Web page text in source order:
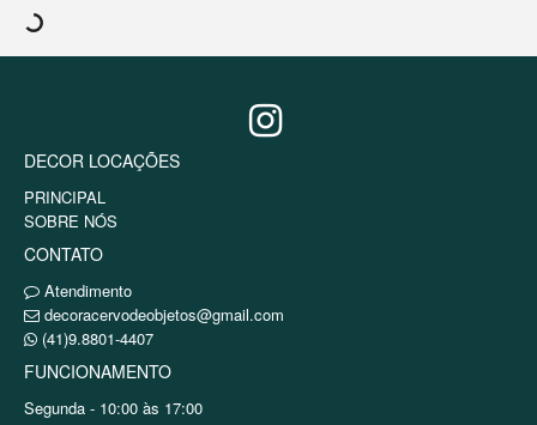
DECOR LOCAÇÕES
PRINCIPAL
SOBRE NÓS
CONTATO
Atendimento
decoracervodeobjetos@gmail.com
(41)9.8801-4407
FUNCIONAMENTO
Segunda - 10:00 às 17:00